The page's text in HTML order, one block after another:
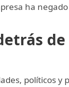
ha
políticos y